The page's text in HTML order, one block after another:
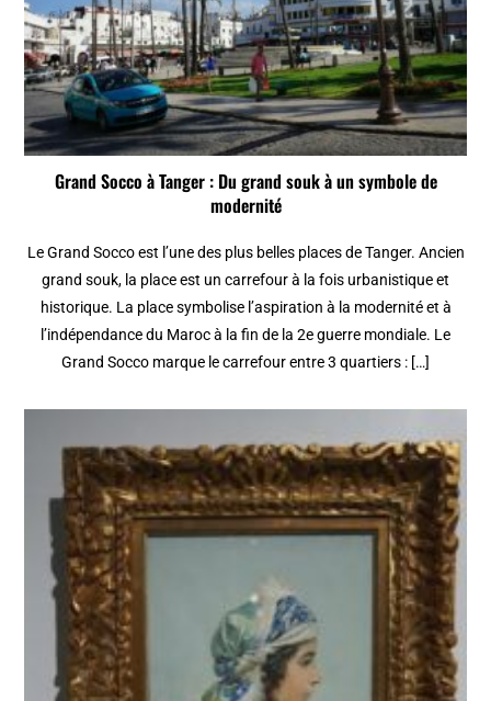
Grand Socco à Tanger : Du grand souk à un symbole de
modernité
Le Grand Socco est l’une des plus belles places de Tanger. Ancien
grand souk, la place est un carrefour à la fois urbanistique et
historique. La place symbolise l’aspiration à la modernité et à
l’indépendance du Maroc à la fin de la 2e guerre mondiale. Le
Grand Socco marque le carrefour entre 3 quartiers : […]